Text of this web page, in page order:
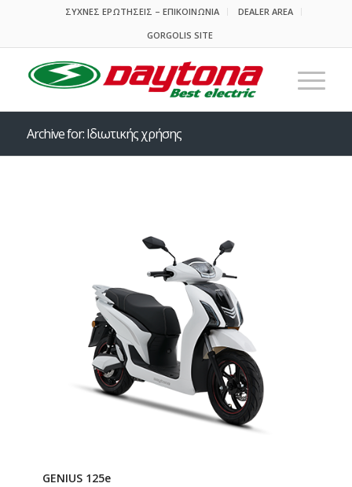
ΣΥΧΝΕΣ ΕΡΩΤΗΣΕΙΣ – ΕΠΙΚΟΙΝΩΝΙΑ
DEALER AREA
GORGOLIS SITE
Archive for: Ιδιωτικής χρήσης
GENIUS 125e